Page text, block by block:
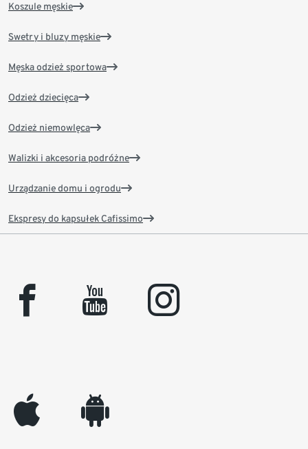
Koszule męskie
Swetry i bluzy męskie
Męska odzież sportowa
Odzież dziecięca
Odzież niemowlęca
Walizki i akcesoria podróżne
Urządzanie domu i ogrodu
Ekspresy do kapsułek Cafissimo
facebook youtube instagram
appleinc android